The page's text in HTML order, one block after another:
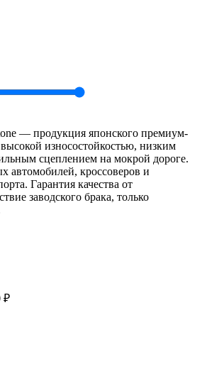
— продукция японского премиум-
высокой износостойкостью, низким
сцеплением на мокрой дороге.
автомобилей, кроссоверов и
Гарантия качества от
заводского брака, только
₽